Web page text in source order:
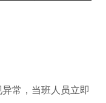
常，当班人员立即